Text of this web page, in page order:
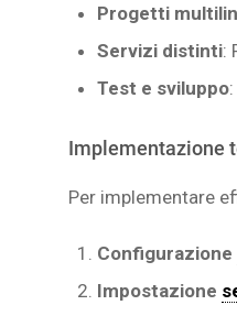
Progetti
Servizi distinti:
Test e sviluppo
Implementazione
Per implementare
Configurazione
Impostazione